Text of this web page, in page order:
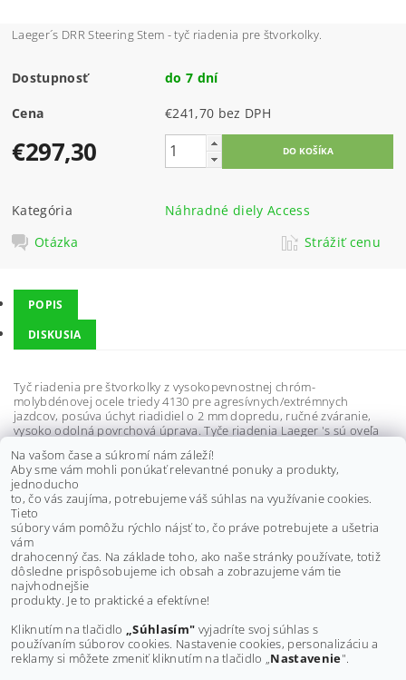
Laeger´s DRR Steering Stem - tyč riadenia pre štvorkolky.
Dostupnosť do 7 dní
Cena €241,70 bez DPH
€297,30
Kategória
Náhradné diely Access
Otázka
Strážiť cenu
POPIS
DISKUSIA
Tyč riadenia pre štvorkolky z vysokopevnostnej chróm-
molybdénovej ocele triedy 4130 pre agresívnych/extrémnych
jazdcov, posúva úchyt riadidiel o 2 mm dopredu, ručné zváranie,
vysoko odolná povrchová úprava. Tyče riadenia Laeger 's sú oveľa
Špecifikácie:
- Posúva úchyt riadidiel o 2 mm dopredu
- Ručné zváranie
- Vysoko odolná povrchová úprava, oveľa odolnejšie než lakovanie
alebo práškové lakovanie
Výrobca: Laeger 's USA
Buďte prvý, kto napíše príspevok k tejto položke.
Na vašom čase a súkromí nám záleží!
Aby sme vám mohli ponúkať relevantné ponuky a produkty,
jednoducho
to, čo vás zaujíma, potrebujeme váš súhlas na využívanie cookies.
Tieto
súbory vám pomôžu rýchlo nájsť to, čo práve potrebujete a ušetria
vám
drahocenný čas. Na základe toho, ako naše stránky používate, totiž
dôsledne prispôsobujeme ich obsah a zobrazujeme vám tie
najvhodnejšie
produkty. Je to praktické a efektívne!
Kliknutím na tlačidlo „Súhlasím" vyjadríte svoj súhlas s
používaním súborov cookies. Nastavenie cookies, personalizáciu a
reklamy si môžete zmeniť kliknutím na tlačidlo „Nastavenie".